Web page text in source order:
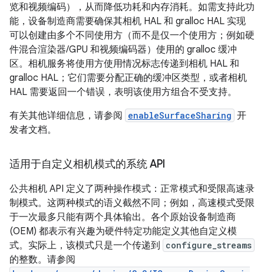
览和视频编码），从而降低功耗和内存消耗。如需支持此功
能，设备制造商需要确保其相机 HAL 和 gralloc HAL 实现
可以创建由多个不同使用方（而不是仅一个使用方；例如硬
件混合渲染器/GPU 和视频编码器）使用的 gralloc 缓冲
区。相机服务将使用方使用情况标志传递到相机 HAL 和
gralloc HAL；它们需要分配正确的缓冲区类型，或者相机
HAL 需要返回一个错误，表明该使用方组合不受支持。
有关其他详细信息，请参阅
enableSurfaceSharing 开
发者文档。
适用于自定义相机模式的系统 API
公共相机 API 定义了两种操作模式：正常模式和受限高速录
制模式。这两种模式的语义截然不同；例如，高速模式受限
于一次最多只能有两个具体输出。各个原始设备制造商
(OEM) 都表示有兴趣为硬件特定功能定义其他自定义模
式。实际上，该模式只是一个传递到
configure_streams
的整数。请参阅